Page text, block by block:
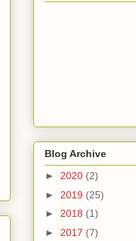
Blog Archive
► 2020 (2)
► 2019 (25)
► 2018 (1)
► 2017 (7)